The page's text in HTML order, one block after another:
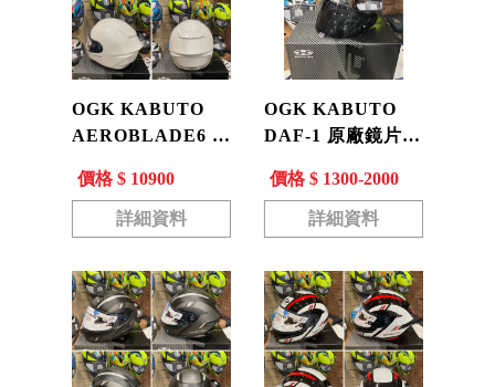
OGK KABUTO
AEROBLADE6 空
刀6 進口 全罩 安全
帽 公司貨 現貨
價格 $ 10900
詳細資料
OGK KABUTO
DAF-1 原廠鏡片
刀 空刀5、空刀6、
F-17 專用
價格 $ 1300-2000
詳細資料